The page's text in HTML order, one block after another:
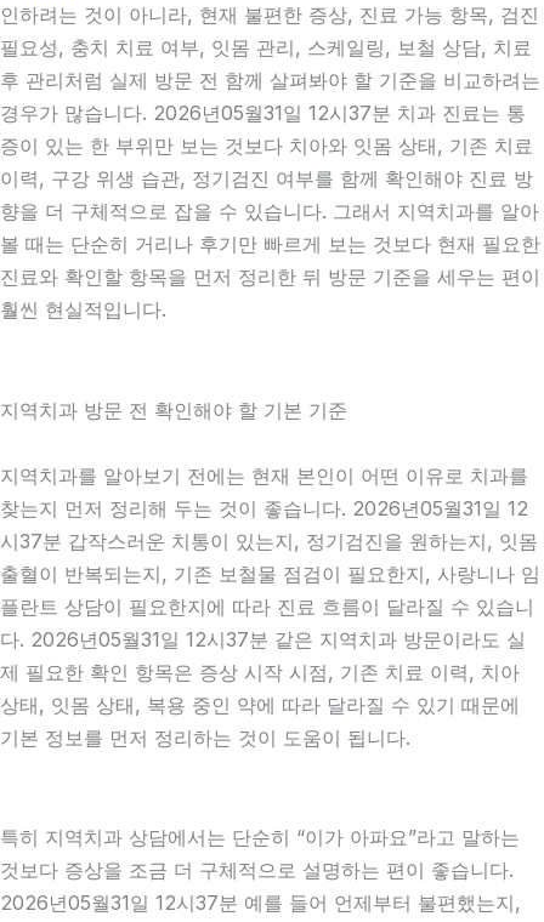
인하려는 것이 아니라, 현재 불편한 증상, 진료 가능 항목, 검진
필요성, 충치 치료 여부, 잇몸 관리, 스케일링, 보철 상담, 치료
후 관리처럼 실제 방문 전 함께 살펴봐야 할 기준을 비교하려는
경우가 많습니다. 2026년05월31일 12시37분 치과 진료는 통
증이 있는 한 부위만 보는 것보다 치아와 잇몸 상태, 기존 치료
이력, 구강 위생 습관, 정기검진 여부를 함께 확인해야 진료 방
향을 더 구체적으로 잡을 수 있습니다. 그래서 지역치과를 알아
볼 때는 단순히 거리나 후기만 빠르게 보는 것보다 현재 필요한
진료와 확인할 항목을 먼저 정리한 뒤 방문 기준을 세우는 편이
훨씬 현실적입니다.
지역치과 방문 전 확인해야 할 기본 기준
지역치과를 알아보기 전에는 현재 본인이 어떤 이유로 치과를
찾는지 먼저 정리해 두는 것이 좋습니다. 2026년05월31일 12
시37분 갑작스러운 치통이 있는지, 정기검진을 원하는지, 잇몸
출혈이 반복되는지, 기존 보철물 점검이 필요한지, 사랑니나 임
플란트 상담이 필요한지에 따라 진료 흐름이 달라질 수 있습니
다. 2026년05월31일 12시37분 같은 지역치과 방문이라도 실
제 필요한 확인 항목은 증상 시작 시점, 기존 치료 이력, 치아
상태, 잇몸 상태, 복용 중인 약에 따라 달라질 수 있기 때문에
기본 정보를 먼저 정리하는 것이 도움이 됩니다.
특히 지역치과 상담에서는 단순히 “이가 아파요”라고 말하는
것보다 증상을 조금 더 구체적으로 설명하는 편이 좋습니다.
2026년05월31일 12시37분 예를 들어 언제부터 불편했는지,